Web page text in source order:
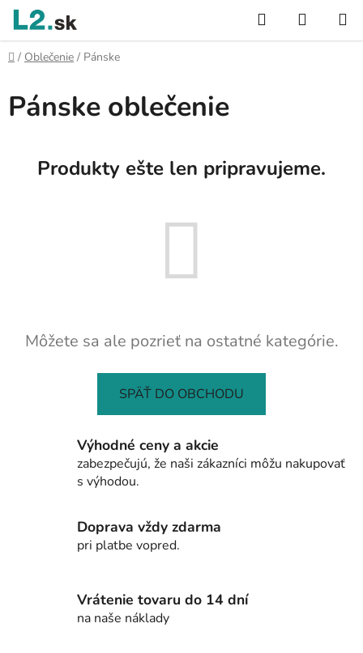
Prejsť
obsah
Hľadať
KOŠÍK
Domov
/ Oblečenie / Pánske
Pánske oblečenie
Produkty ešte len pripravujeme.
Môžete sa ale pozrieť na ostatné kategórie.
SPÄŤ DO OBCHODU
Výhodné ceny a akcie
zabezpečujú, že naši zákazníci môžu nakupovať
s výhodou.
Doprava vždy zdarma
pri platbe vopred.
Vrátenie tovaru do 14 dní
na naše náklady